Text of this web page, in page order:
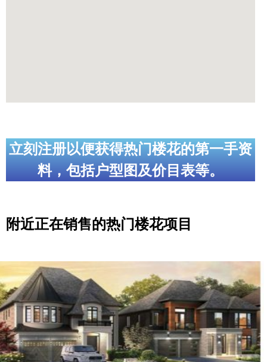
立刻注册以便获得热门楼花的第一手资
料，包括户型图及价目表等。
附近正在销售的热门楼花项目